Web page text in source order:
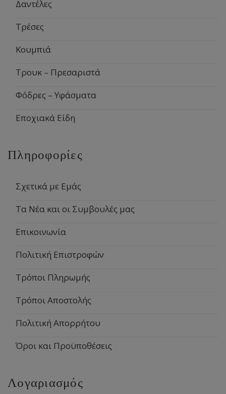
Δαντέλες
Τρέσες
Κουμπιά
Τρουκ – Πρεσαριστά
Φόδρες – Υφάσματα
Εποχιακά Είδη
Πληροφορίες
Σχετικά με Εμάς
Τα Νέα και οι Συμβουλές μας
Επικοινωνία
Πολιτική Επιστροφών
Τρόποι Πληρωμής
Τρόποι Αποστολής
Πολιτική Απορρήτου
Όροι και Προϋποθέσεις
Λογαριασμός